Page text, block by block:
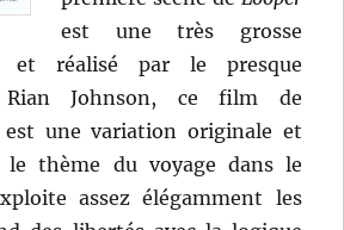
est une très grosse
et réalisé par le presque
Rian Johnson, ce film de
une variation originale et
le thème du voyage dans le
assez élégamment les